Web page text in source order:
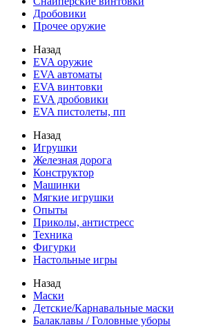
Дробовики
Прочее оружие
Назад
EVA оружие
EVA автоматы
EVA винтовки
EVA дробовики
EVA пистолеты, пп
Назад
Игрушки
Железная дорога
Конструктор
Машинки
Мягкие игрушки
Опыты
Приколы, антистресс
Техника
Фигурки
Настольные игры
Назад
Маски
Детские/Карнавальные маски
Балаклавы / Головные уборы